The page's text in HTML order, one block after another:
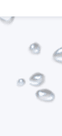
ل
ش
ب
ا